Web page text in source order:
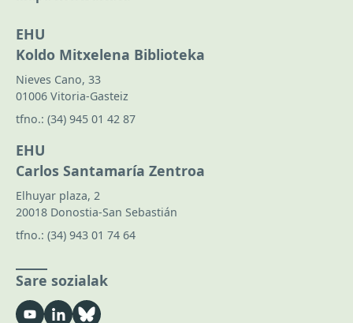
EHU
Koldo Mitxelena Biblioteka
Nieves Cano, 33
01006 Vitoria-Gasteiz
tfno.: (34) 945 01 42 87
EHU
Carlos Santamaría Zentroa
Elhuyar plaza, 2
20018 Donostia-San Sebastián
tfno.: (34) 943 01 74 64
Sare sozialak